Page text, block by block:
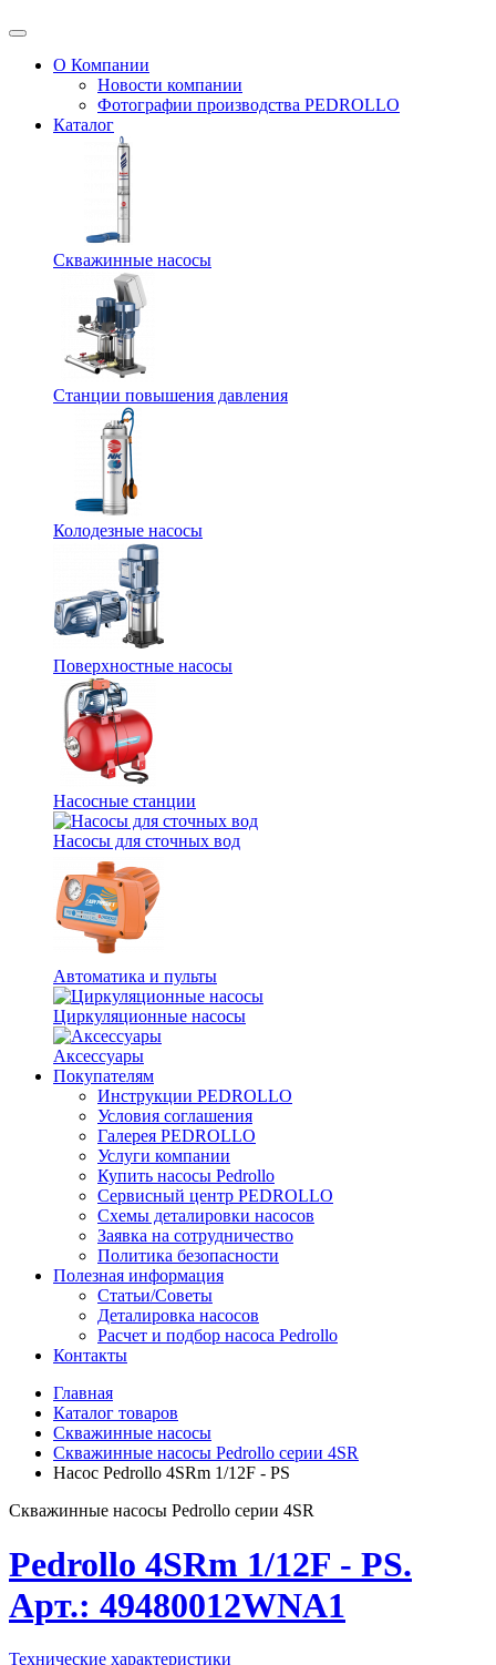
О Компании
Новости компании
Фотографии производства PEDROLLO
Каталог
Скважинные насосы
Станции повышения давления
Колодезные насосы
Поверхностные насосы
Насосные станции
Насосы для сточных вод
Автоматика и пульты
Циркуляционные насосы
Аксессуары
Покупателям
Инструкции PEDROLLO
Условия соглашения
Галерея PEDROLLO
Услуги компании
Купить насосы Pedrollo
Сервисный центр PEDROLLO
Схемы деталировки насосов
Заявка на сотрудничество
Политика безопасности
Полезная информация
Статьи/Советы
Деталировка насосов
Расчет и подбор насоса Pedrollo
Контакты
Главная
Каталог товаров
Скважинные насосы
Скважинные насосы Pedrollo серии 4SR
Насос Pedrollo 4SRm 1/12F - PS
Скважинные насосы Pedrollo серии 4SR
Pedrollo 4SRm 1/12F - PS.
Арт.: 49480012WNA1
Технические характеристики